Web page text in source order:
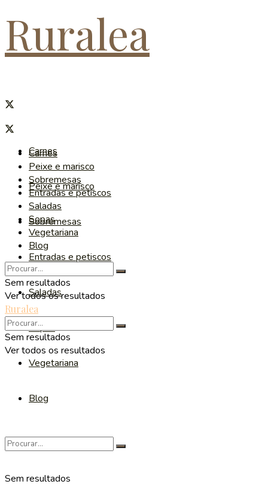
Ruralea
Carnes
Peixe e marisco
Sobremesas
Entradas e petiscos
Saladas
Sopas
Vegetariana
Blog
Sem resultados
Carnes
Peixe e marisco
Sobremesas
Entradas e petiscos
Saladas
Sopas
Vegetariana
Blog
Sem resultados
Ver todos os resultados
Ruralea
Sem resultados
Ver todos os resultados